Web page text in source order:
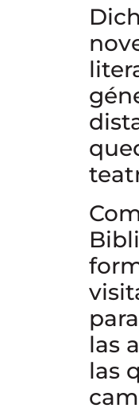
las
las